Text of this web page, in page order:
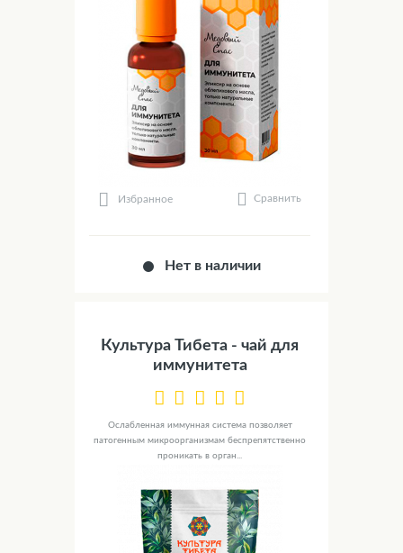
Избранное Сравнить
Нет в наличии
Культура Тибета - чай для
иммунитета
Ослабленная иммунная система позволяет
патогенным микроорганизмам беспрепятственно
проникать в орган...